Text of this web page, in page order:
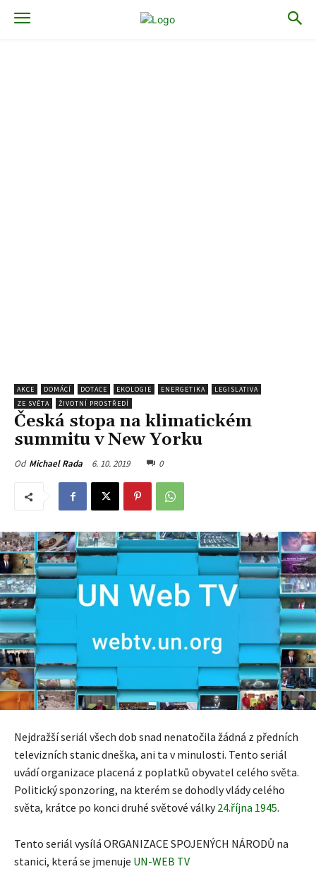
AKCE DOMÁCÍ DOTACE EKOLOGIE ENERGETIKA
LEGISLATIVA
ZE SVĚTA
ŽIVOTNÍ PROSTŘEDÍ
Česká stopa na klimatickém
summitu v New Yorku
Od Michael Rada 6. 10. 2019 0
Nejdražší seriál všech dob snad nenatočila žádná z předních
televizních stanic dneška, ani ta v minulosti. Tento seriál
uvádí organizace placená z poplatků obyvatel celého světa.
Politický sponzoring, na kterém se dohodly vlády celého
světa, krátce po konci druhé světové války24.října 1945.
Tento seriál vysílá ORGANIZACE SPOJENÝCH NÁRODŮ na
stanici, která se jmenuje UN-WEB TV